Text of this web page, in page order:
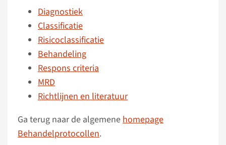
Diagnostiek
Classificatie
Risicoclassificatie
Behandeling
Respons criteria
MRD
Richtlijnen en literatuur
Ga terug naar de algemenehomepage
Behandelprotocollen.